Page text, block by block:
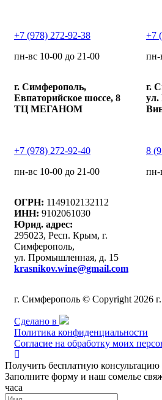
+7 (978) 272-92-38
пн-вс 10-00 до 21-00
+7
пн-
г. Симферополь,
Евпаторийское шоссе, 8
ТЦ МЕГАНОМ
+7 (978) 272-92-40
пн-вс 10-00 до 21-00
г.
ул.
8
пн-
ОГРН: 1149102132112
ИНН: 9102061030
Юрид. адрес:
295023, Респ. Крым, г.
Симферополь,
ул. Промышленная, д. 15
krasnikov.wine@gmail.com
г. Симферополь © Copyright 2026 г.
Сделано в
Политика конфиденциальности
Согласие на обработку моих
Получить бесплатную консультацию
Заполните форму и наш сомелье
часа